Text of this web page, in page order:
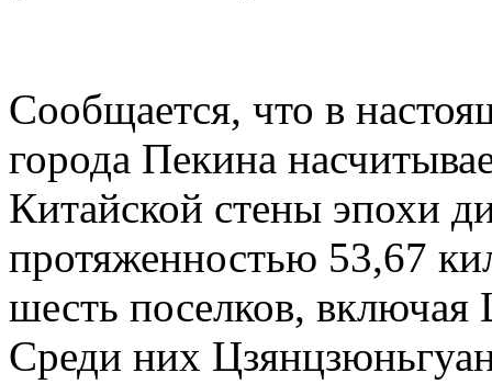
Сообщается, что в
города Пекина
Китайской стены эпохи
протяженностью 53,67
шесть поселков,
Среди них